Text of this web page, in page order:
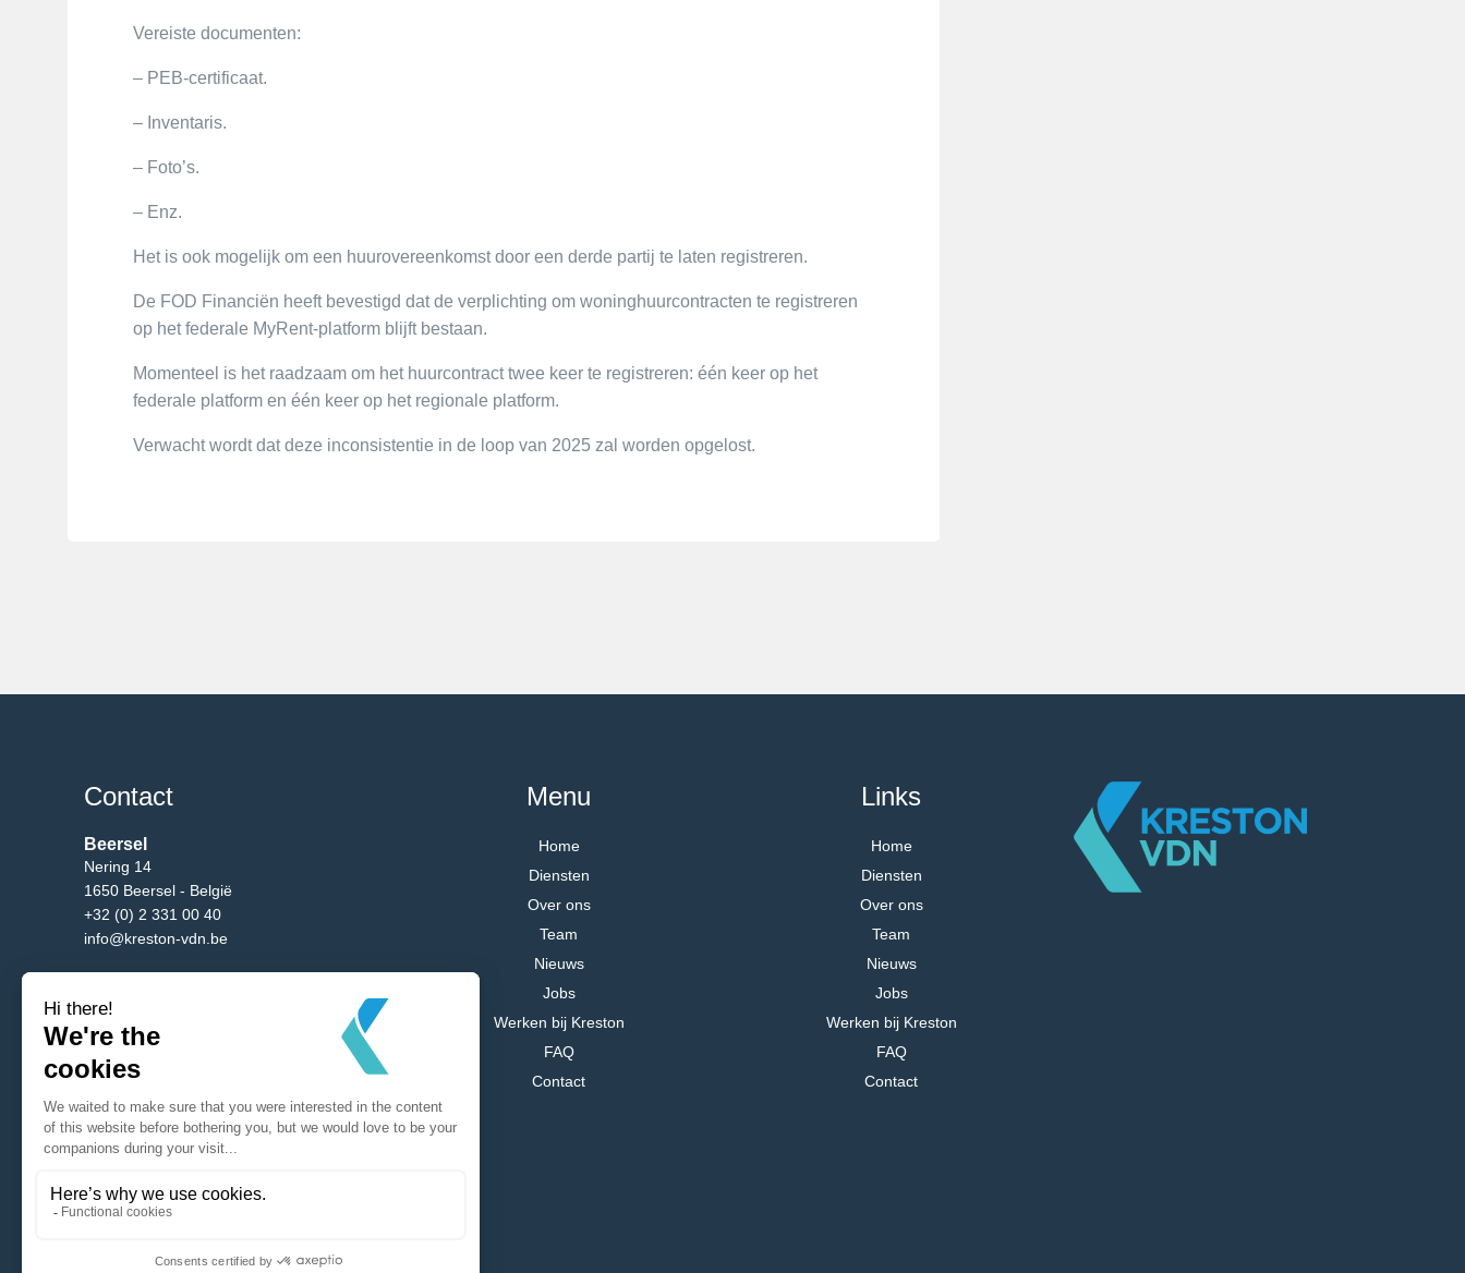
Vereiste documenten:
– PEB-certificaat.
– Inventaris.
– Foto’s.
– Enz.
Het is ook mogelijk om een huurovereenkomst door een derde partij te laten registreren.
De FOD Financiën heeft bevestigd dat de verplichting om woninghuurcontracten te registreren
op het federale MyRent-platform blijft bestaan.
Momenteel is het raadzaam om het huurcontract twee keer te registreren: één keer op het
federale platform en één keer op het regionale platform.
Verwacht wordt dat deze inconsistentie in de loop van 2025 zal worden opgelost.
Contact
Beersel
Nering 14
1650 Beersel - België
+32 (0) 2 331 00 40
info@kreston-vdn.be
Burgemeester Etienne Demunterlaan 5/10
1090 Brussel - België
info@kreston-vdn.be
Antwerp
Mechelsesteenweg 288
+32 (0) 2 331 00 40
info@kreston-vdn.be
Menu
Home
Diensten
Over ons
Team
Nieuws
Jobs
Werken bij Kreston
FAQ
Contact
Links
Home
Diensten
Over ons
Team
Nieuws
Jobs
Werken bij Kreston
FAQ
Contact